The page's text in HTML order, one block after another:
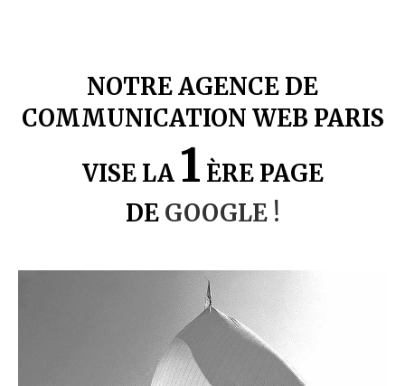
NOTRE AGENCE DE
COMMUNICATION WEB PARIS
VISE LA 1 ÈRE PAGE
DE GOOGLE !